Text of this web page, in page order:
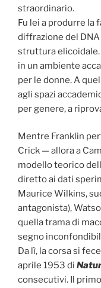
straordinario.
Fu lei a produrre la
diffrazione del
struttura elicoidale.
in un ambiente
per le donne. A
agli spazi
per genere, a
Mentre Franklin
Crick — allora a
modello teorico
diretto ai dati
Maurice Wilkins,
antagonista),
quella trama di
segno
Da lì, la corsa si
aprile 1953 di
consecutivi. Il